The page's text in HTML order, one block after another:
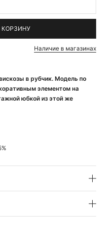
в рубчик. Модель по
элементом на
юбкой из этой же
КОРЗИНУ
Наличие в магазинах